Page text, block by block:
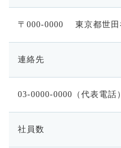
〒000-0000 東京都世
連絡先
03-0000-0000（代表電話）
社員数